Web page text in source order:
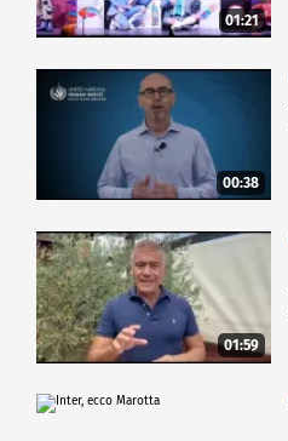
01:21
00:38
01:59